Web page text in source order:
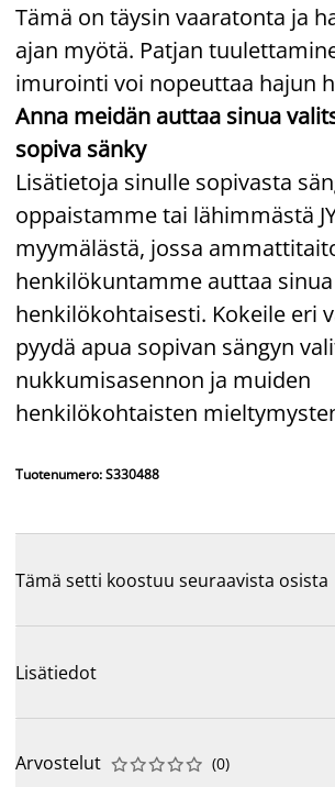
Tämä on täysin vaaratonta ja
ajan myötä. Patjan
imurointi voi nopeuttaa hajun
Anna meidän auttaa sinua
sopiva sänky
Lisätietoja sinulle sopivasta
oppaistamme tai lähimmästä
myymälästä, jossa
henkilökuntamme auttaa sinua
henkilökohtaisesti. Kokeile eri
pyydä apua sopivan sängyn
nukkumisasennon ja muiden
henkilökohtaisten
Tuotenumero: S330488
Tämä setti koostuu seuraavista osista
Lisätiedot
Arvostelut 




 (0)